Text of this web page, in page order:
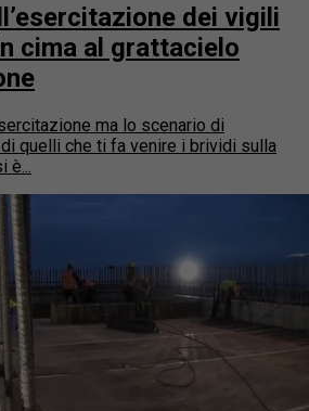
dei vigili
cima al grattacielo
ma lo scenario di
quelli che ti fa venire i brividi sulla
è...